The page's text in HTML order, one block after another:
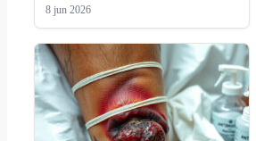
8 jun 2026